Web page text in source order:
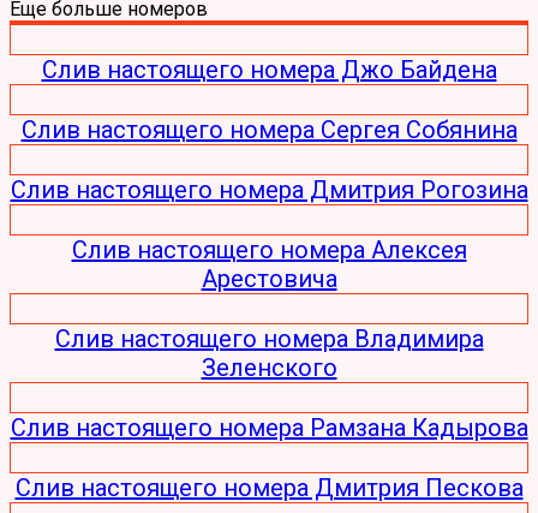
Еще больше номеров
Слив настоящего номера Джо Байдена
Слив настоящего номера Сергея Собянина
Слив настоящего номера Дмитрия Рогозина
Слив настоящего номера Алексея
Арестовича
Слив настоящего номера Владимира
Зеленского
Слив настоящего номера Рамзана Кадырова
Слив настоящего номера Дмитрия Пескова